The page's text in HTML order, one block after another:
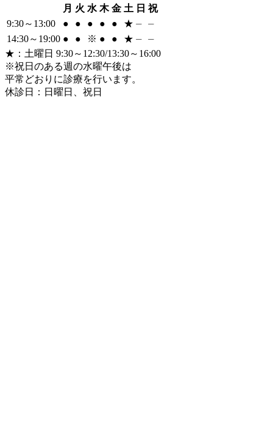
月 火 水 木 金 土 日 祝
9:30～13:00
● ● ● ● ● ★ ⏤ ⏤
14:30～19:00 ● ● ※ ● ● ★ ⏤ ⏤
★ ：土曜日 9:30～12:30/13:30～16:00
※祝日のある週の水曜午後は
平常どおりに診療を行います。
休診日：日曜日、祝日